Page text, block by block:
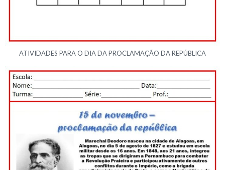
ATIVIDADES PARA O DIA DA PROCLAMAÇÃO DA REPÚBLICA